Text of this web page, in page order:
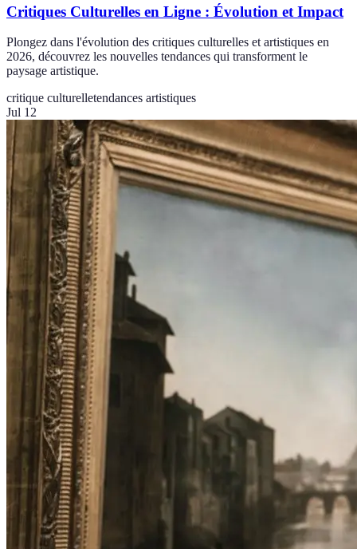
Critiques Culturelles en Ligne : Évolution et Impact
Plongez dans l'évolution des critiques culturelles et artistiques en
2026, découvrez les nouvelles tendances qui transforment le
paysage artistique.
critique culturelletendances artistiques
Jul 12